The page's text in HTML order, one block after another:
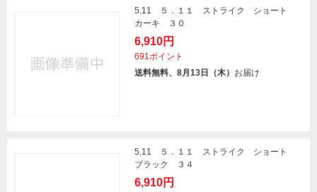
5.11 ５．１１ ストライク ショート
カーキ ３０
6,910円
691ポイント
送料無料、8月13日（木） お届け
5.11 ５．１１ ストライク ショート
ブラック ３４
6,910円